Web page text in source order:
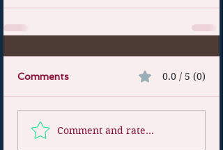
Comments 0.0 / 5 (0)
Comment and rate...